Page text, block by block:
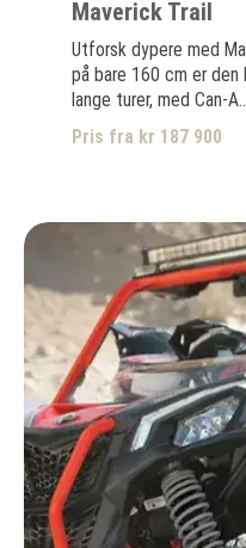
Maverick Trail
Utforsk dypere med
på bare 160 cm er
lange turer, med Can-
Pris fra kr 187 900